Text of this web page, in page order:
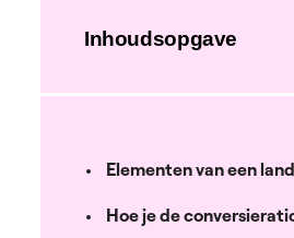
Inhoudsopgave
Elementen van een
Hoe je de